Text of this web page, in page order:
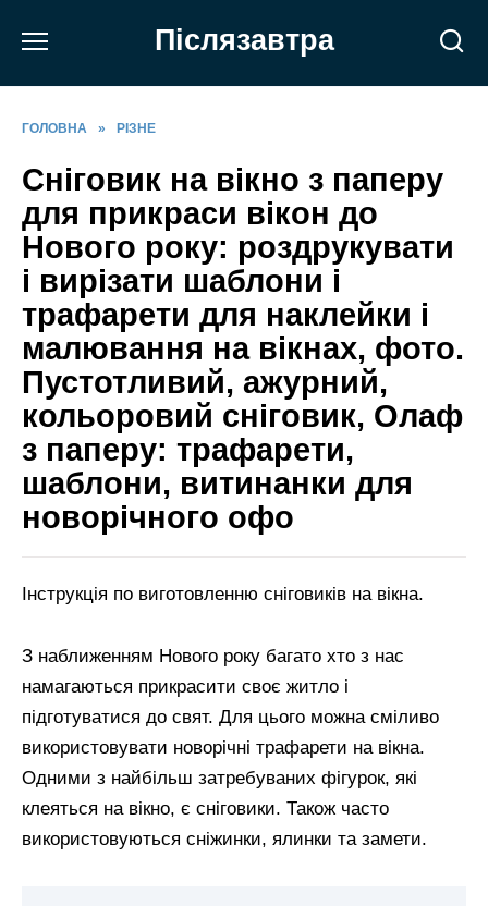
Післязавтра
ГОЛОВНА » РІЗНЕ
Сніговик на вікно з паперу
для прикраси вікон до
Нового року: роздрукувати
і вирізати шаблони і
трафарети для наклейки і
малювання на вікнах, фото.
Пустотливий, ажурний,
кольоровий сніговик, Олаф
з паперу: трафарети,
шаблони, витинанки для
новорічного офо
Інструкція по виготовленню сніговиків на вікна.
З наближенням Нового року багато хто з нас
намагаються прикрасити своє житло і
підготуватися до свят. Для цього можна сміливо
використовувати новорічні трафарети на вікна.
Одними з найбільш затребуваних фігурок, які
клеяться на вікно, є сніговики. Також часто
використовуються сніжинки, ялинки та замети.